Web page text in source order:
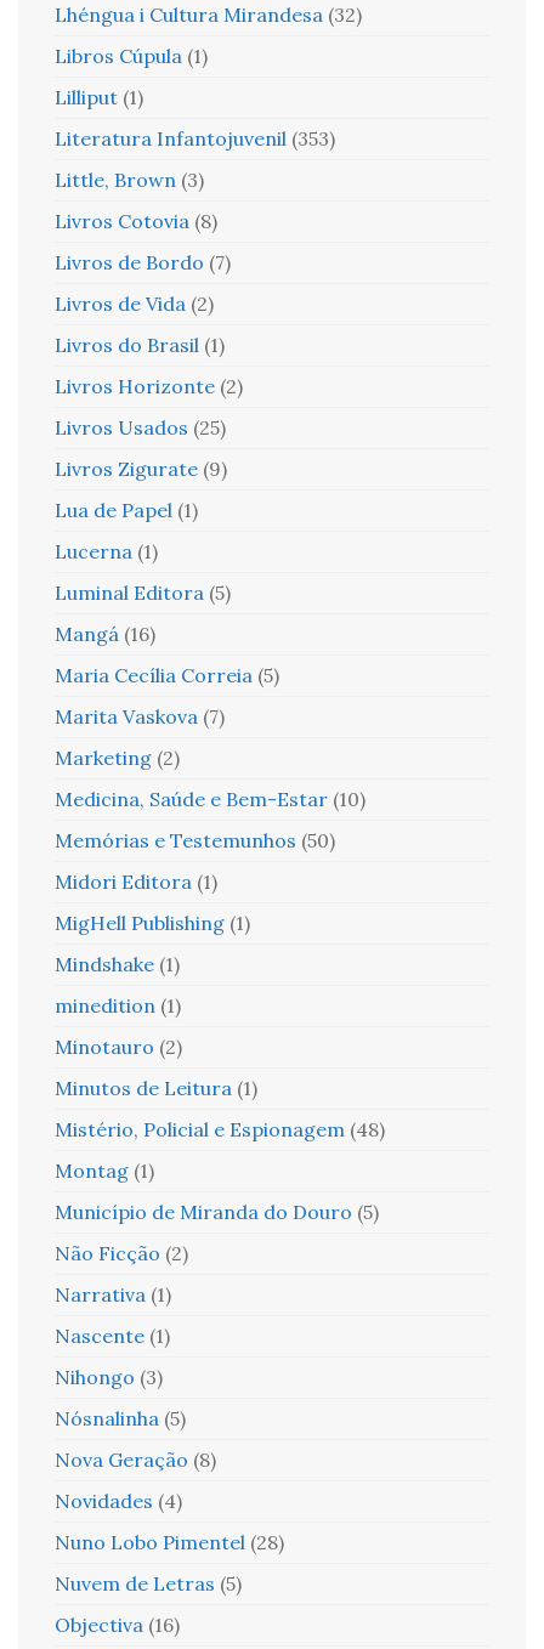
Lhéngua i Cultura Mirandesa (32)
Libros Cúpula (1)
Lilliput (1)
Literatura Infantojuvenil (353)
Little, Brown (3)
Livros Cotovia (8)
Livros de Bordo (7)
Livros de Vida (2)
Livros do Brasil (1)
Livros Horizonte (2)
Livros Usados (25)
Livros Zigurate (9)
Lua de Papel (1)
Lucerna (1)
Luminal Editora (5)
Mangá (16)
Maria Cecília Correia (5)
Marita Vaskova (7)
Marketing (2)
Medicina, Saúde e Bem-Estar (10)
Memórias e Testemunhos (50)
Midori Editora (1)
MigHell Publishing (1)
Mindshake (1)
minedition (1)
Minotauro (2)
Minutos de Leitura (1)
Mistério, Policial e Espionagem (48)
Montag (1)
Município de Miranda do Douro (5)
Não Ficção (2)
Narrativa (1)
Nascente (1)
Nihongo (3)
Nósnalinha (5)
Nova Geração (8)
Novidades (4)
Nuno Lobo Pimentel (28)
Nuvem de Letras (5)
Objectiva (16)